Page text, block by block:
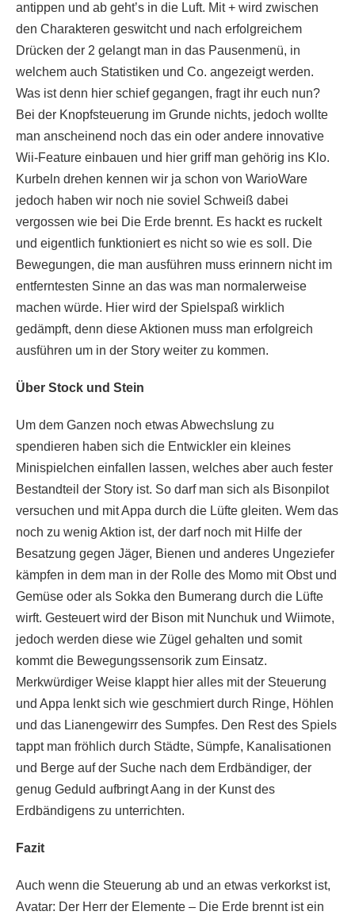
antippen und ab geht’s in die Luft. Mit + wird zwischen
den Charakteren geswitcht und nach erfolgreichem
Drücken der 2 gelangt man in das Pausenmenü, in
welchem auch Statistiken und Co. angezeigt werden.
Was ist denn hier schief gegangen, fragt ihr euch nun?
Bei der Knopfsteuerung im Grunde nichts, jedoch wollte
man anscheinend noch das ein oder andere innovative
Wii-Feature einbauen und hier griff man gehörig ins Klo.
Kurbeln drehen kennen wir ja schon von WarioWare
jedoch haben wir noch nie soviel Schweiß dabei
vergossen wie bei Die Erde brennt. Es hackt es ruckelt
und eigentlich funktioniert es nicht so wie es soll. Die
Bewegungen, die man ausführen muss erinnern nicht im
entferntesten Sinne an das was man normalerweise
machen würde. Hier wird der Spielspaß wirklich
gedämpft, denn diese Aktionen muss man erfolgreich
ausführen um in der Story weiter zu kommen.
Über Stock und Stein
Um dem Ganzen noch etwas Abwechslung zu
spendieren haben sich die Entwickler ein kleines
Minispielchen einfallen lassen, welches aber auch fester
Bestandteil der Story ist. So darf man sich als Bisonpilot
versuchen und mit Appa durch die Lüfte gleiten. Wem das
noch zu wenig Aktion ist, der darf noch mit Hilfe der
Besatzung gegen Jäger, Bienen und anderes Ungeziefer
kämpfen in dem man in der Rolle des Momo mit Obst und
Gemüse oder als Sokka den Bumerang durch die Lüfte
wirft. Gesteuert wird der Bison mit Nunchuk und Wiimote,
jedoch werden diese wie Zügel gehalten und somit
kommt die Bewegungssensorik zum Einsatz.
Merkwürdiger Weise klappt hier alles mit der Steuerung
und Appa lenkt sich wie geschmiert durch Ringe, Höhlen
und das Lianengewirr des Sumpfes. Den Rest des Spiels
tappt man fröhlich durch Städte, Sümpfe, Kanalisationen
und Berge auf der Suche nach dem Erdbändiger, der
genug Geduld aufbringt Aang in der Kunst des
Erdbändigens zu unterrichten.
Fazit
Auch wenn die Steuerung ab und an etwas verkorkst ist,
Avatar: Der Herr der Elemente – Die Erde brennt ist ein